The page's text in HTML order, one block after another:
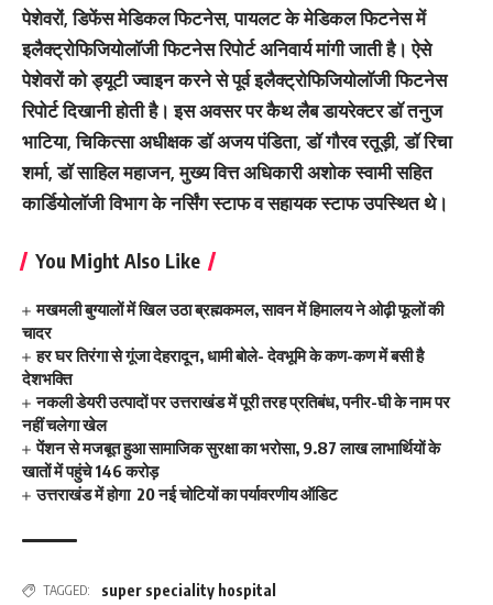
पेशेवरों, डिफेंस मेडिकल फिटनेस, पायलट के मेडिकल फिटनेस में
इलैक्ट्रोफिजियोलाॅजी फिटनेस रिपोर्ट अनिवार्य मांगी जाती है। ऐसे
पेशेवरों को ड्यूटी ज्वाइन करने से पूर्व इलैक्ट्रोफिजियोलाॅजी फिटनेस
रिपोर्ट दिखानी होती है। इस अवसर पर कैथ लैब डायरेक्टर डाॅ तनुज
भाटिया, चिकित्सा अधीक्षक डाॅ अजय पंडिता, डाॅ गौरव रतूड़ी, डाॅ रिचा
शर्मा, डाॅ साहिल महाजन, मुख्य वित्त अधिकारी अशोक स्वामी सहित
कार्डियोलाॅजी विभाग के नर्सिंग स्टाफ व सहायक स्टाफ उपस्थित थे।
You Might Also Like
मखमली बुग्यालों में खिल उठा ब्रह्मकमल, सावन में हिमालय ने ओढ़ी फूलों की
चादर
हर घर तिरंगा से गूंजा देहरादून, धामी बोले- देवभूमि के कण-कण में बसी है
देशभक्ति
नकली डेयरी उत्पादों पर उत्तराखंड में पूरी तरह प्रतिबंध, पनीर-घी के नाम पर
नहीं चलेगा खेल
पेंशन से मजबूत हुआ सामाजिक सुरक्षा का भरोसा, 9.87 लाख लाभार्थियों के
खातों में पहुंचे 146 करोड़
उत्तराखंड में होगा 20 नई चोटियों का पर्यावरणीय ऑडिट
TAGGED: super speciality hospital